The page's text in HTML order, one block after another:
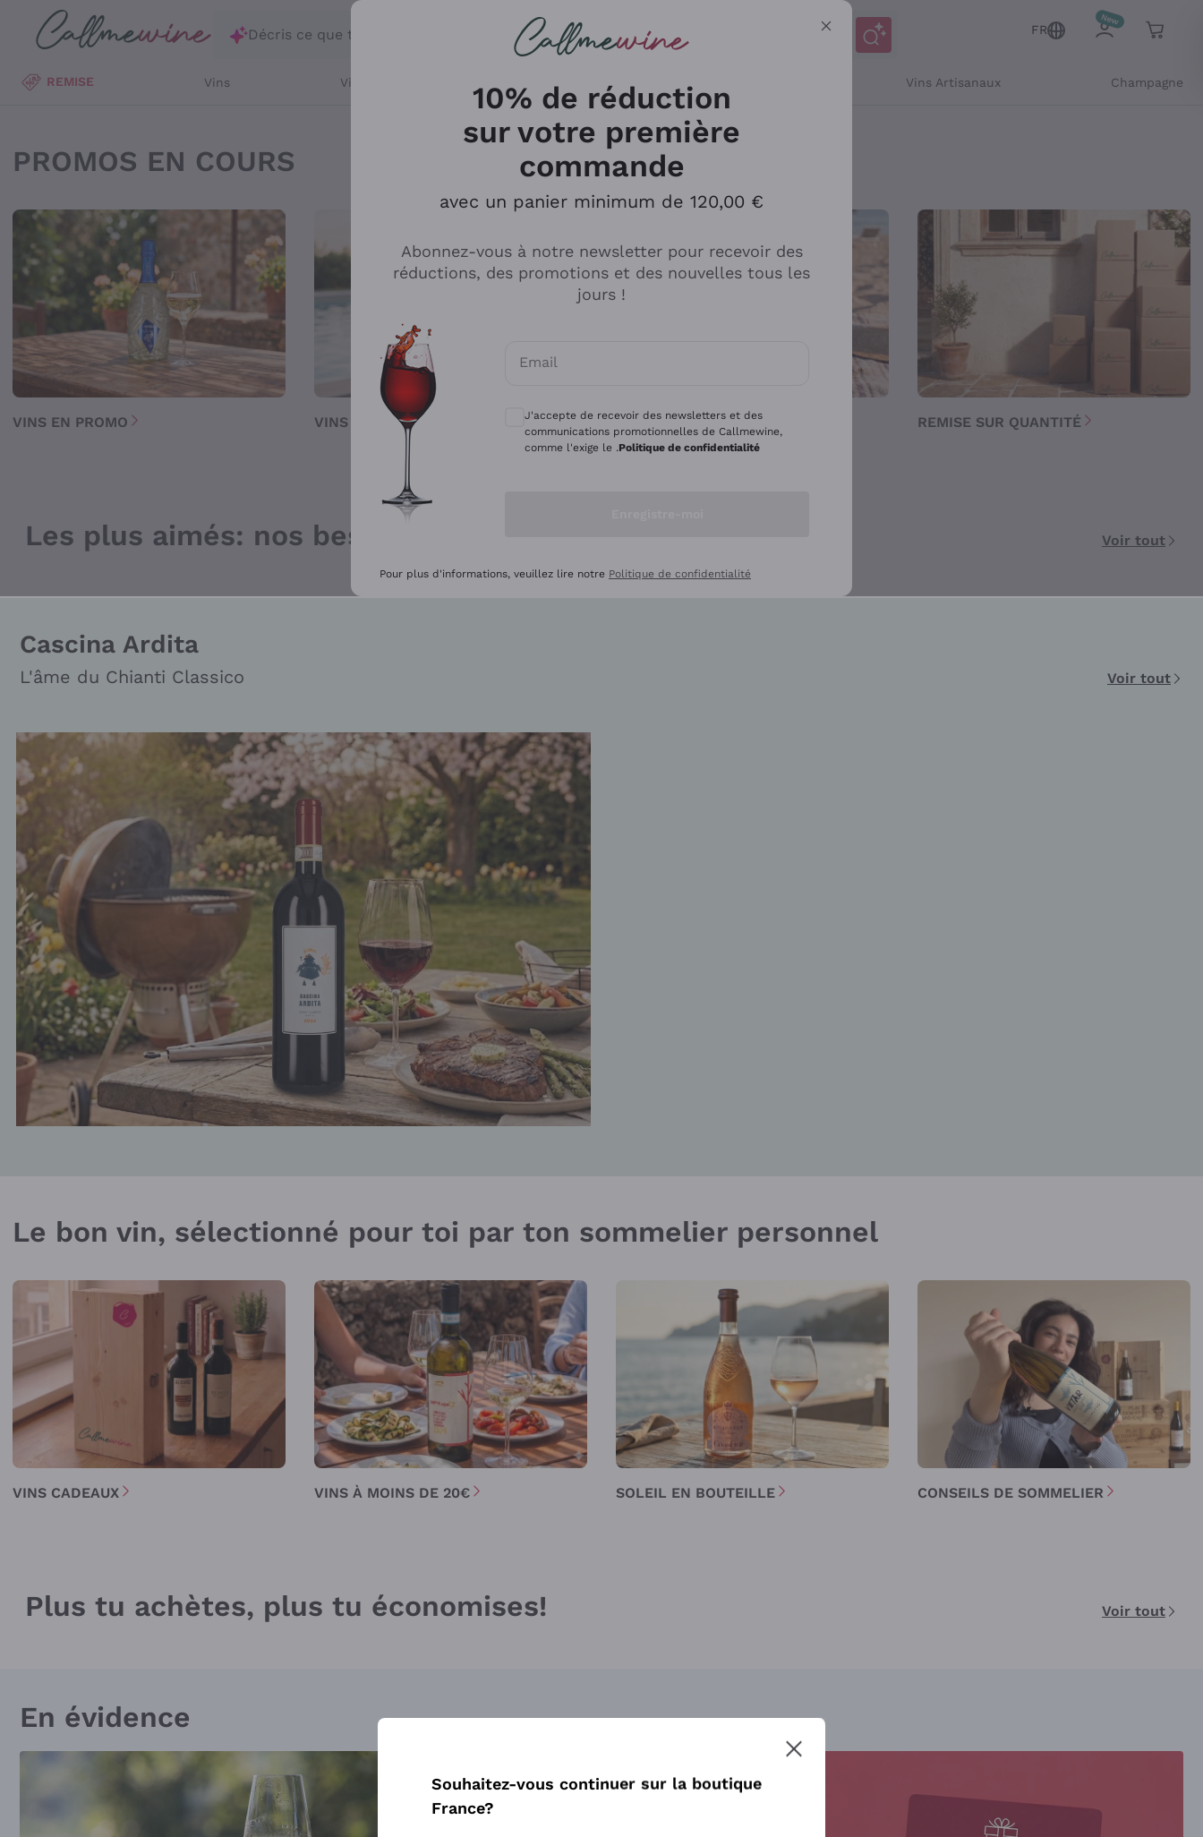
Passer au contenu principal
Décris ce que tu recherches
FR
REMISE Vins Vins Blancs Vins Artisanaux Champagne
Achat Vin, Vente de Vins En Ligne - Callmewine
PROMOS EN COURS
VINS EN PROMO VINS BLANCS EN PROMOTION BEST-SELLERS EN PROMO REMISE SUR QUANTITÉ
Les plus aimés: nos bestsellers vous attendent Voir tout
Cascina Ardita
L'âme du Chianti Classico Voir tout
Le bon vin, sélectionné pour toi par ton sommelier personnel
VINS CADEAUX VINS À MOINS DE 20€ SOLEIL EN BOUTEILLE CONSEILS DE SOMMELIER
Plus tu achètes, plus tu économises! Voir tout
En évidence
10% de réduction
sur votre première
commande
avec un panier minimum de 120,00 €
Abonnez-vous à notre newsletter pour recevoir des
réductions, des promotions et des nouvelles tous les
jours !
Email
Consentements optionnels pour recevoir des communications et des offres personnalisées
J'accepte de recevoir des newsletters et des
communications promotionnelles de Callmewine,
comme l'exige le .Politique de confidentialité
Pour plus d'informations, veuillez lire notre Politique de confidentialité
Souhaitez-vous continuer sur la boutique
France?